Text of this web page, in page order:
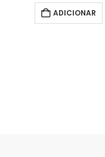
ADICIONAR